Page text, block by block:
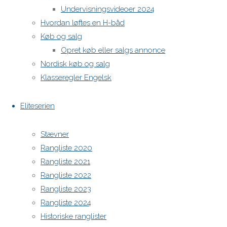
Undervisningsvideoer 2024
Hvordan løftes en H-båd
Køb og salg
Opret køb eller salgs annonce
Nordisk køb og salg
Klasseregler Engelsk
Eliteserien
Stævner
Rangliste 2020
Rangliste 2021
Rangliste 2022
Rangliste 2023
Rangliste 2024
Historiske ranglister
H-båds kalenderen i Europa
Powered by